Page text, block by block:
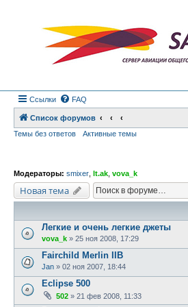
Ссылки FAQ
Список форумов
Темы без ответов
Активные темы
Модераторы: smixer lt.ak vova_k
Новая тема
Легкие и очень легкие джеты
vova_k » 25 ноя 2008, 17:29
Fairchild Merlin IIB
Jan » 02 ноя 2007, 18:44
Eclipse 500
502 » 21 фев 2008, 11:33